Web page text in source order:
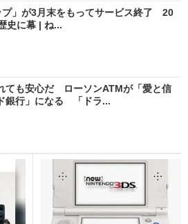
プ」が3月末をもってサービス終了 20
史に幕 | ね...
ても安心だ ローソンATMが「愛と信
銀行」になる 「ドラ...